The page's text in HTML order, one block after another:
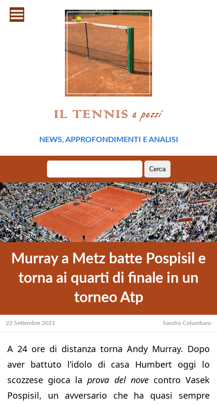
NEWS, APPROFONDIMENTI E ANALISI
per:
Murray a Metz batte Pospisil e
torna ai quarti di finale in un
torneo Atp
22 Settembre 2021 Sandro Columbaro
A 24 ore di distanza torna Andy Murray. Dopo
aver battuto l’idolo di casa Humbert oggi lo
scozzese gioca laprova del novecontro Vasek
Pospisil, un avversario che ha quasi sempre